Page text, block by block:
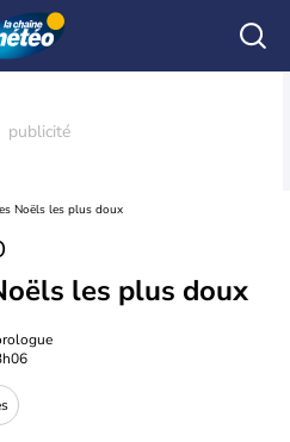
Noëls les plus doux
les plus doux